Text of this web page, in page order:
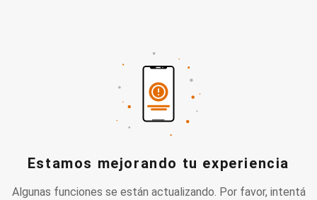
Estamos mejorando tu experiencia
Algunas funciones se están actualizando. Por favor, intentá